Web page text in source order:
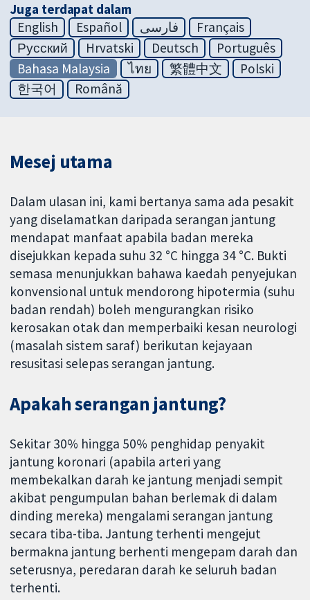
Juga terdapat dalam
English
Español فارسی
Français
Русский
Hrvatski Deutsch
Português
Bahasa Malaysia
ไทย 繁體中文
Polski
한국어
Română
Mesej utama
Dalam ulasan ini, kami bertanya sama ada pesakit
yang diselamatkan daripada serangan jantung
mendapat manfaat apabila badan mereka
disejukkan kepada suhu 32 °C hingga 34 °C. Bukti
semasa menunjukkan bahawa kaedah penyejukan
konvensional untuk mendorong hipotermia (suhu
badan rendah) boleh mengurangkan risiko
kerosakan otak dan memperbaiki kesan neurologi
(masalah sistem saraf) berikutan kejayaan
resusitasi selepas serangan jantung.
Apakah serangan jantung?
Sekitar 30% hingga 50% penghidap penyakit
jantung koronari (apabila arteri yang
membekalkan darah ke jantung menjadi sempit
akibat pengumpulan bahan berlemak di dalam
dinding mereka) mengalami serangan jantung
secara tiba-tiba. Jantung terhenti mengejut
bermakna jantung berhenti mengepam darah dan
seterusnya, peredaran darah ke seluruh badan
terhenti.